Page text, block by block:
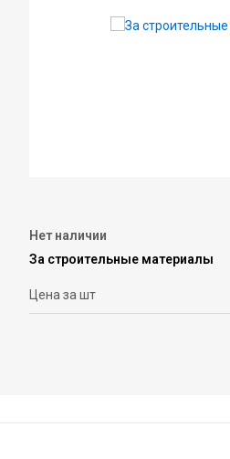
Нет наличии
За строительные материалы
Цена за шт